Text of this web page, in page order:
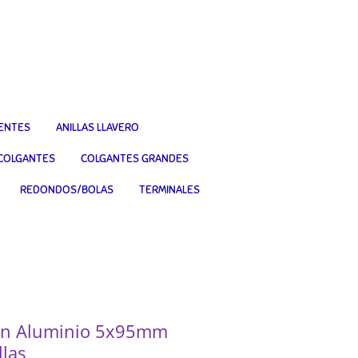
ANILLAS LLAVERO
COLGANTES GRANDES
REDONDOS/BOLAS TERMINALES
Aluminio 5x95mm